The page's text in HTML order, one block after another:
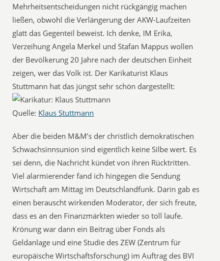
Mehrheitsentscheidungen nicht rückgängig machen
ließen, obwohl die Verlängerung der AKW-Laufzeiten
glatt das Gegenteil beweist. Ich denke, IM Erika,
Verzeihung Angela Merkel und Stafan Mappus wollen
der Bevölkerung 20 Jahre nach der deutschen Einheit
zeigen, wer das Volk ist. Der Karikaturist Klaus
Stuttmann hat das jüngst sehr schön dargestellt:
Quelle: Klaus Stuttmann
Aber die beiden M&M’s der christlich demokratischen
Schwachsinnsunion sind eigentlich keine Silbe wert. Es
sei denn, die Nachricht kündet von ihren Rücktritten.
Viel alarmierender fand ich hingegen die Sendung
Wirtschaft am Mittag im Deutschlandfunk. Darin gab es
einen berauscht wirkenden Moderator, der sich freute,
dass es an den Finanzmärkten wieder so toll laufe.
Krönung war dann ein Beitrag über Fonds als
Geldanlage und eine Studie des ZEW (Zentrum für
europäische Wirtschaftsforschung) im Auftrag des BVI